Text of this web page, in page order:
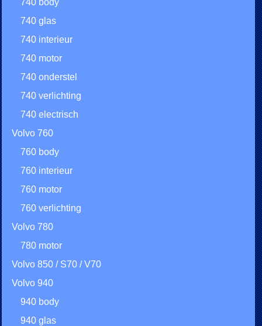
740 glas
740 interieur
740 motor
740 onderstel
740 verlichting
740 electrisch
Volvo 760
760 body
760 interieur
760 motor
760 verlichting
Volvo 780
780 motor
Volvo 850 / S70 / V70
Volvo 940
940 body
940 glas